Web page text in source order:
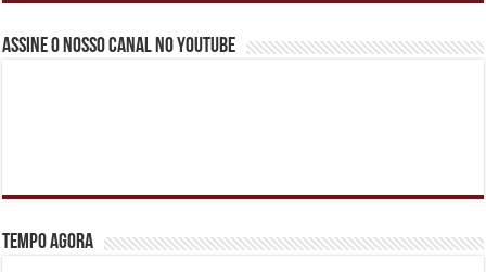
Assine o nosso canal no youtube
Tempo agora